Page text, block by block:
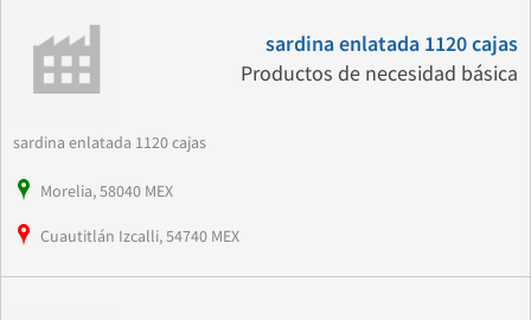
sardina enlatada 1120 cajas
Productos de necesidad básica
sardina enlatada 1120 cajas
Morelia, 58040 MEX
Cuautitlán Izcalli, 54740 MEX